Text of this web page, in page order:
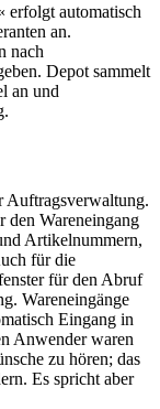
erfolgt automatisch
an.
nach
Depot sammelt
an und
Auftragsverwaltung.
Wareneingang
Artikelnummern,
für die
für den Abruf
Wareneingänge
Eingang in
Anwender waren
zu hören; das
Es spricht aber